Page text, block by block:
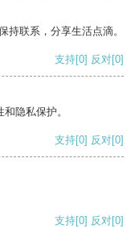
持联系，分享生活点滴。
支持[0] 反对[0]
隐私保护。
支持[0] 反对[0]
支持[0] 反对[0]